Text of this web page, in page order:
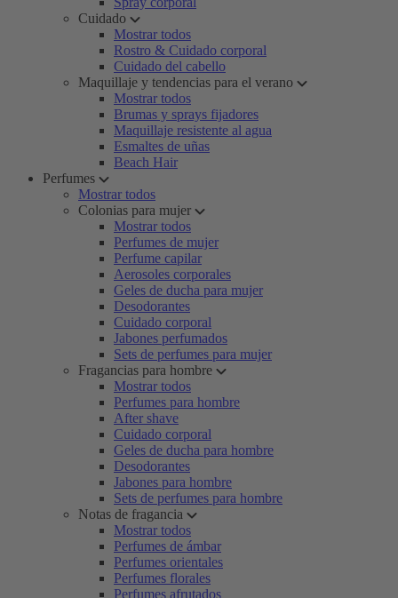
Cuidado
Mostrar todos
Rostro & Cuidado corporal
Cuidado del cabello
Maquillaje y tendencias para el verano
Mostrar todos
Brumas y sprays fijadores
Maquillaje resistente al agua
Esmaltes de uñas
Beach Hair
Perfumes
Mostrar todos
Colonias para mujer
Mostrar todos
Perfumes de mujer
Perfume capilar
Aerosoles corporales
Geles de ducha para mujer
Desodorantes
Cuidado corporal
Jabones perfumados
Sets de perfumes para mujer
Fragancias para hombre
Mostrar todos
Perfumes para hombre
After shave
Cuidado corporal
Geles de ducha para hombre
Desodorantes
Jabones para hombre
Sets de perfumes para hombre
Notas de fragancia
Mostrar todos
Perfumes de ámbar
Perfumes orientales
Perfumes florales
Perfumes afrutados